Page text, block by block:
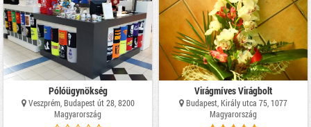
Pólóügynökség
Veszprém, Budapest út 28, 8200
Magyarország
Virágmíves Virágbolt
Budapest, Király utca 75, 1077
Magyarország